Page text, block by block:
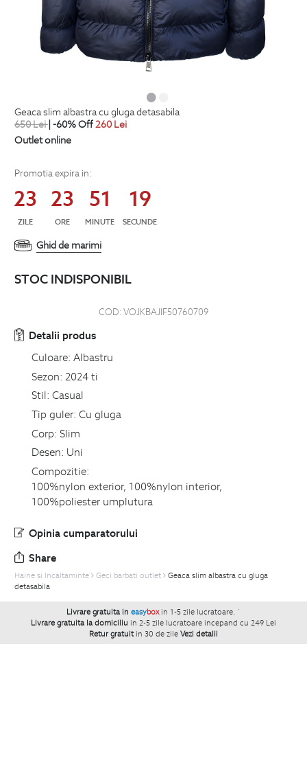
geaca slim albastra cu gluga detasabila
650Lei| -60% Off260 Lei
Outlet online
Promotia expira in:
23
ZILE
23
ORE
51
MINUTE
19
SECUNDE
Ghid de marimi
STOC INDISPONIBIL
COD:VOJKBAJIF50760709
Detalii produs
Culoare: Albastru
Sezon: 2024 ti
Stil: Casual
Tip guler: Cu gluga
Corp: Slim
Desen: Uni
Compozitie:
100%nylon exterior, 100%nylon interior,
100%poliester umplutura
Opinia cumparatorului
Share
Haine si Incaltaminte Geci barbati outlet
Geaca slim albastra cu gluga
detasabila
Livrare gratuita in easybox in 1-5 zile lucratoare. `
Livrare gratuita la domiciliu in 2-5 zile lucratoare incepand cu 249 Lei
Retur gratuit in 30 de zile Vezi detalii